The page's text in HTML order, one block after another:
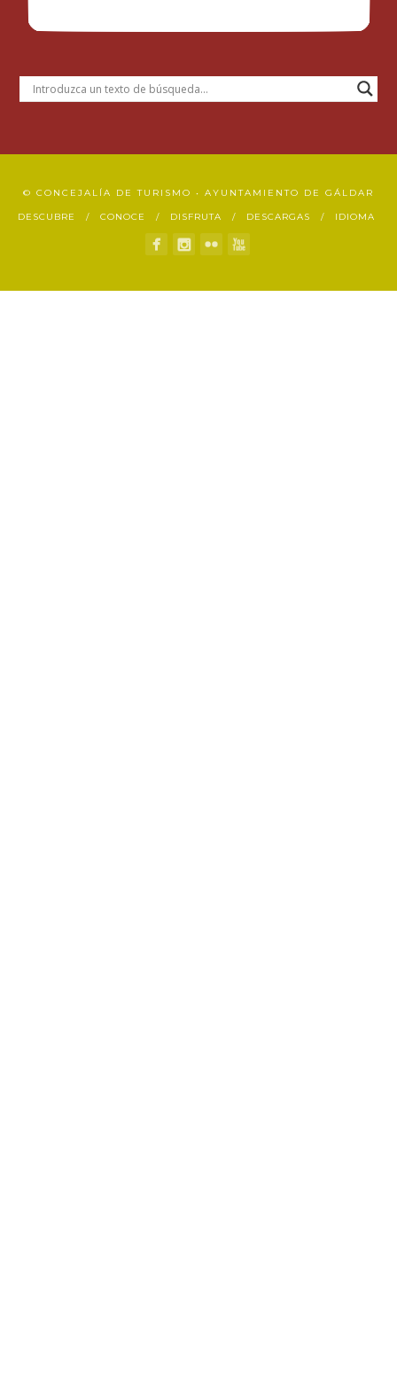
© CONCEJALÍA DE TURISMO • AYUNTAMIENTO DE GÁLDAR
DESCUBRE CONOCE DISFRUTA DESCARGAS IDIOMA